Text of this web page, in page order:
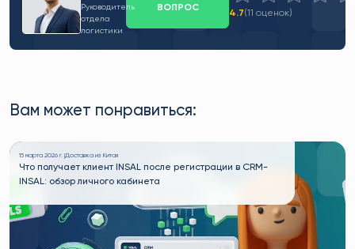
Руководитель
отдела
логистики
ВОПРОС
4.7(11 оценок)
Вам может понравиться:
15 марта 2026 г. | Доставка из Китая
Что получает клиент INSAL после регистрации в CRM-
INSAL: обзор личного кабинета